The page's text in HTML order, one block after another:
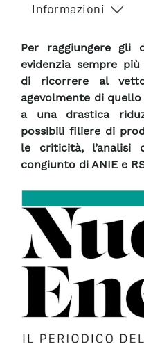
Informazioni
Per raggiungere gli
evidenzia sempre
di ricorrere al
agevolmente di
a una drastica
possibili filiere di
le criticità, l’analisi
congiunto di ANIE e